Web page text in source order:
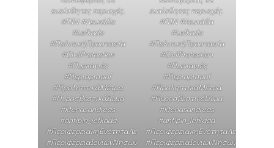
ευαίσθητες περιοχές.
#ΠΙΝ #Λευκάδα
#Lefkada
#ΠολιτικήΠροστασία
#CivilProtection
#Πυρκαγιές
#Περιορισμοί
#ΠροληπτικάΜέτρα
#ΠυροσβεστικόΣώμα
#ktenasandreas
#antipin_lefkada
#ΠεριφερειακήΕνότηταΛευκάδας
#ΠεριφέρειαΙονίωνΝήσων
ευαίσθητες περιοχές.
#ΠΙΝ #Λευκάδα
#Lefkada
#ΠολιτικήΠροστασία
#CivilProtection
#Πυρκαγιές
#Περιορισμοί
#ΠροληπτικάΜέτρα
#ΠυροσβεστικόΣώμα
#ktenasandreas
#antipin_lefkada
#ΠεριφερειακήΕνότηταΛευκάδας
#ΠεριφέρειαΙονίωνΝήσων